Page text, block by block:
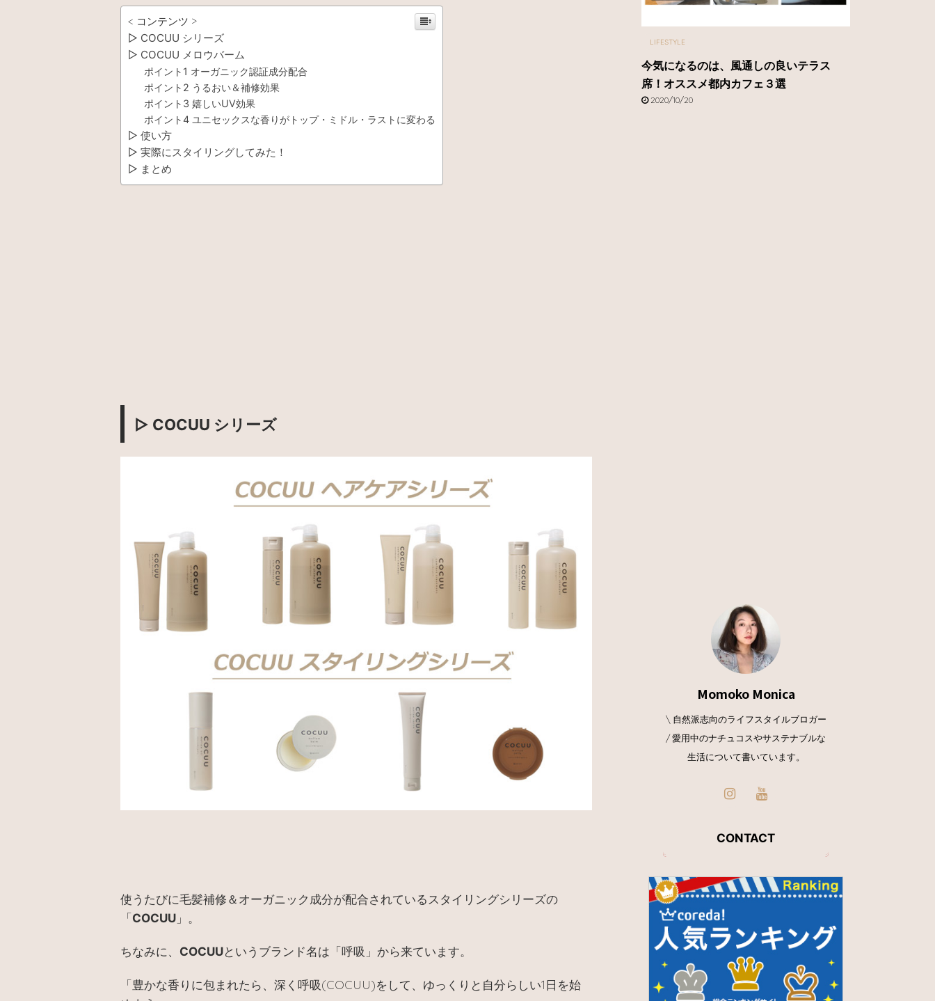
< コンテンツ >
▷ COCUU シリーズ
▷ COCUU メロウバーム
ポイント1 オーガニック認証成分配合
ポイント2 うるおい＆補修効果
ポイント3 嬉しいUV効果
ポイント4 ユニセックスな香りがトップ・ミドル・ラストに変わる
▷ 使い方
▷ 実際にスタイリングしてみた！
▷ まとめ
▷ COCUU シリーズ
使うたびに毛髪補修＆オーガニック成分が配合されているスタイリングシリーズの
「COCUU 」。
ちなみに、 COCUUというブランド名は「呼吸」から来ています。
「豊かな香りに包まれたら、深く呼吸(COCUU)をして、ゆっくりと自分らしい1日を始
LIFESTYLE
今気になるのは、風通しの良いテラス
席！オススメ都内カフェ３選
2020/10/20
Momoko Monica
\ 自然派志向のライフスタイルブロガー
/ 愛用中のナチュコスやサステナブルな
生活について書いています。
CONTACT